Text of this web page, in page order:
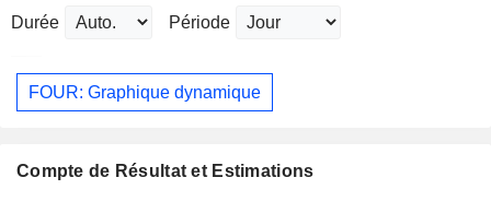
Durée Période
FOUR: Graphique dynamique
Compte de Résultat et Estimations